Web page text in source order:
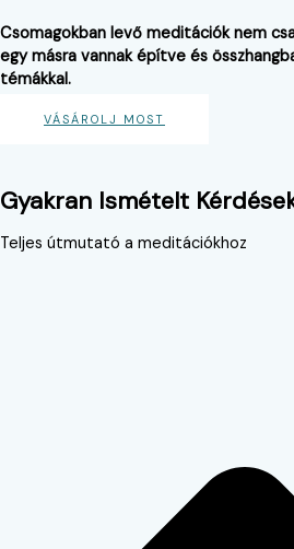
Csomagokban levő meditációk nem
egy másra vannak építve és
témákkal.
VÁSÁROLJ MOST
Gyakran Ismételt
Teljes útmutató a meditációkhoz